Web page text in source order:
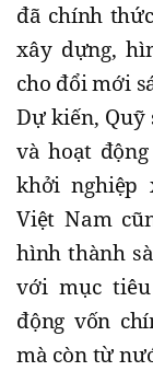
đã chính
xây dựng,
cho đổi mới
Dự kiến, Quỹ
và hoạt
khởi nghiệp
Việt Nam
hình thành
với mục
động vốn
mà còn từ